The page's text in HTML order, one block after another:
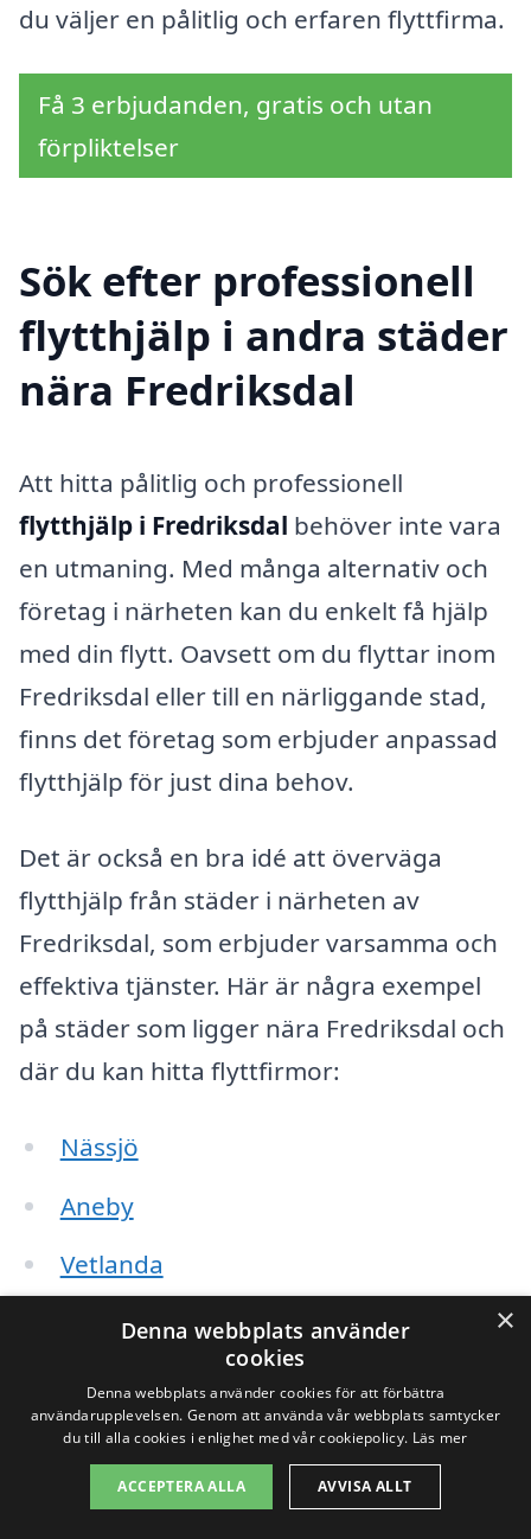
du väljer en pålitlig och erfaren flyttfirma.
Få 3 erbjudanden, gratis och utan
förpliktelser
Sök efter professionell
flytthjälp i andra städer
nära Fredriksdal
Att hitta pålitlig och professionell
flytthjälp i Fredriksdal behöver inte vara
en utmaning. Med många alternativ och
företag i närheten kan du enkelt få hjälp
med din flytt. Oavsett om du flyttar inom
Fredriksdal eller till en närliggande stad,
finns det företag som erbjuder anpassad
flytthjälp för just dina behov.
Det är också en bra idé att överväga
flytthjälp från städer i närheten av
Fredriksdal, som erbjuder varsamma och
effektiva tjänster. Här är några exempel
på städer som ligger nära Fredriksdal och
där du kan hitta flyttfirmor:
Nässjö
Aneby
Vetlanda
Jönköping
Oskarshamn
Eksjö
Bergkvara
×
Denna webbplats använder
cookies
Denna webbplats använder cookies för att förbättra
användarupplevelsen. Genom att använda vår webbplats samtycker
du till alla cookies i enlighet med vår cookiepolicy. Läs mer
ACCEPTERA ALLA AVVISA ALLT